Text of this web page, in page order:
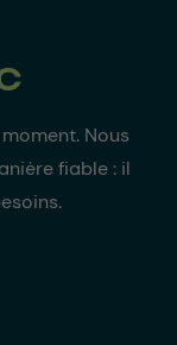
Nous
fiable : il